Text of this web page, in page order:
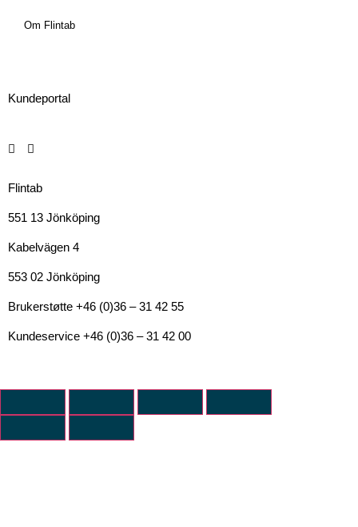
Om Flintab
Kundeportal
Flintab
551 13 Jönköping
Kabelvägen 4
553 02 Jönköping
Brukerstøtte +46 (0)36 – 31 42 55
Kundeservice +46 (0)36 – 31 42 00